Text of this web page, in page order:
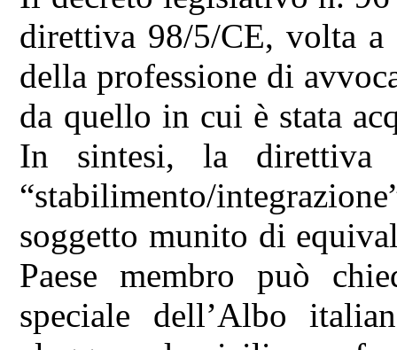
direttiva 98/5/CE, volta a
della professione di
da quello in cui è stata
In sintesi, la direttiva
“stabilimento/
soggetto munito di
Paese membro può
speciale dell’Albo